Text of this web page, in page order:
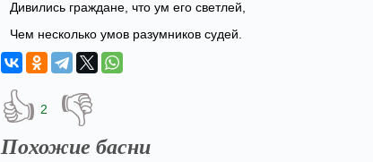
Дивились граждане, что ум его светлей,
Чем несколько умов разумников судей.
👍 2 👎
Похожие басни